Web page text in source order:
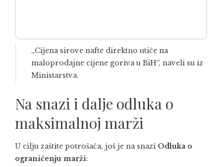
„Cijena sirove nafte direktno utiče na
maloprodajne cijene goriva u BiH“, naveli su iz
Ministarstva.
Na snazi i dalje odluka o
maksimalnoj marži
U cilju zaštite potrošača, još je na snazi Odluka o
ograničenju marži: